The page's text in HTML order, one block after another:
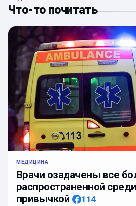
Что-то почитать
МЕДИЦИНА
Врачи озадачены все
распространенной
привычкой
114